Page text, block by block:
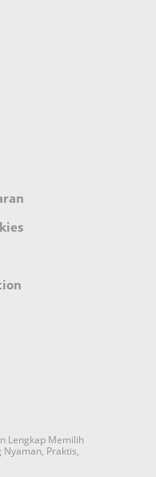
Lengkap Memilih
Nyaman, Praktis,